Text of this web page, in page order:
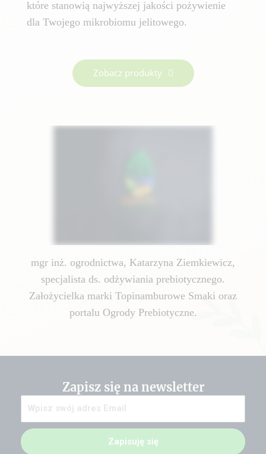
mgr inż. ogrodnictwa, Katarzyna Ziemkiewicz,
specjalista ds. odżywiania prebiotycznego.
Założycielka marki Topinamburowe Smaki oraz
portalu Ogrody Prebiotyczne.
które stanowią najwyższej jakości pożywienie
dla Twojego mikrobiomu jelitowego.
Zobacz produkty
Zapisz się na newsletter
Zapisuję się